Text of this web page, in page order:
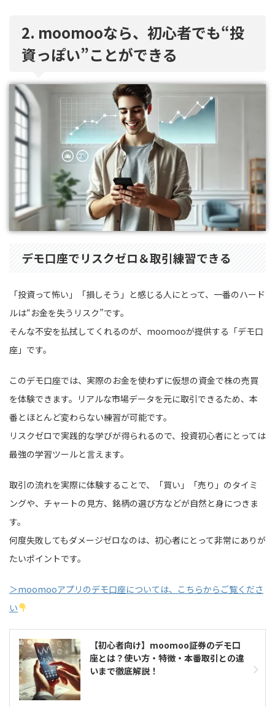
2. moomooなら、初心者でも“投
資っぽい”ことができる
デモ口座でリスクゼロ＆取引練習できる
「投資って怖い」「損しそう」と感じる人にとって、一番のハード
ルは“お金を失うリスク”です。
そんな不安を払拭してくれるのが、moomooが提供する「デモ口
座」です。
このデモ口座では、実際のお金を使わずに仮想の資金で株の売買
を体験できます。リアルな市場データを元に取引できるため、本
番とほとんど変わらない練習が可能です。
リスクゼロで実践的な学びが得られるので、投資初心者にとっては
最強の学習ツールと言えます。
取引の流れを実際に体験することで、「買い」「売り」のタイミ
ングや、チャートの見方、銘柄の選び方などが自然と身につきま
す。
何度失敗してもダメージゼロなのは、初心者にとって非常にありが
たいポイントです。
＞moomooアプリのデモ口座については、こちらからご覧くださ
い
【初心者向け】moomoo証券のデモ口
座とは？使い方・特徴・本番取引との違
いまで徹底解説！